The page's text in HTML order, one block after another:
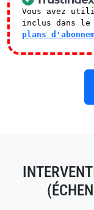
Vous avez
inclus dans
plans